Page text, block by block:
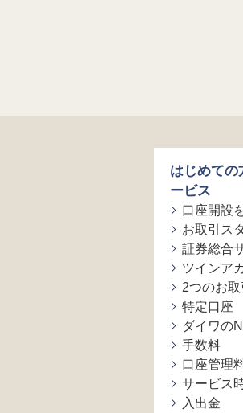
はじめての
ービス
口座開設
お取引ス
証券総合
ツインア
2つのお
特定口座
ダイワの
手数料
口座管理
サービス
入出金